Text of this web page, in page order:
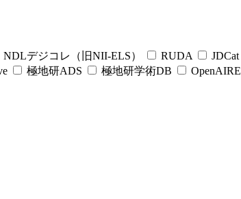
NDLデジコレ（旧NII-ELS） RUDA JDCat
極地研ADS 極地研学術DB OpenAIRE